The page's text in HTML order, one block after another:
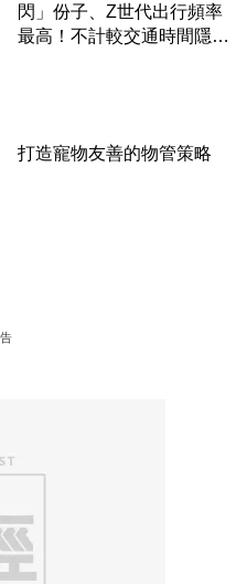
閃」份子、Z世代出行頻率
最高！不計較交通時間隱形
打造寵物友善的物管策略